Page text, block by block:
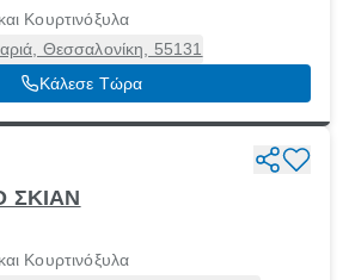
Κουρτινόξυλα
Θεσσαλονίκη, 55131
Κάλεσε Τώρα
ΣΚΙΑΝ
Κουρτινόξυλα